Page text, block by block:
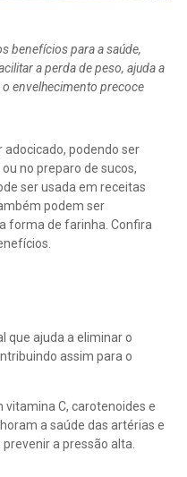
benefícios para a saúde,
a perda de peso, ajuda a
envelhecimento precoce
podendo ser
no preparo de sucos,
ser usada em receitas
podem ser
forma de farinha. Confira
que ajuda a eliminar o
assim para o
C, carotenoides e
a saúde das artérias e
a pressão alta.